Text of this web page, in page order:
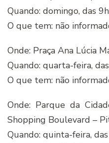
Quando: domingo, das
O que tem: não
Onde: Praça Ana Lúcia
Quando: quarta-feira,
O que tem: não
Onde: Parque da
Shopping Boulevard –
Quando: quinta-feira,